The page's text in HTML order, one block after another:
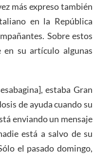
más expreso también
en la República
Sobre estos
en su artículo algunas
estaba Gran
de ayuda cuando su
enviando un mensaje
está a salvo de su
el pasado domingo,